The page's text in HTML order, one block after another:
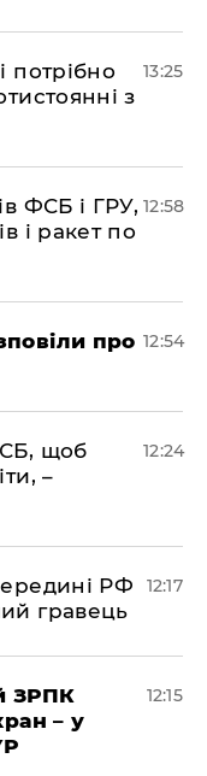
потрібно
з
13:25
ФСБ і ГРУ,
і ракет по
12:58
про 12:54
щоб
–
12:24
РФ
гравець
12:17
ЗРПК
– у
12:15